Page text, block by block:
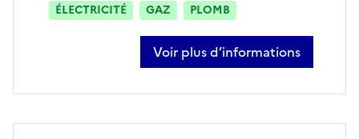
ÉLECTRICITÉ GAZ PLOMB
Voir plus d’informations
sur alexandre brouillard-waii